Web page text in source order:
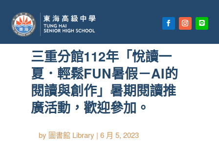
首頁»【首頁公告欄】
三重分館112年「悅讀一
夏．輕鬆FUN暑假－AI的
閱讀與創作」暑期閱讀推
廣活動，歡迎參加。
by 圖書館 Library | 6 月 5, 2023